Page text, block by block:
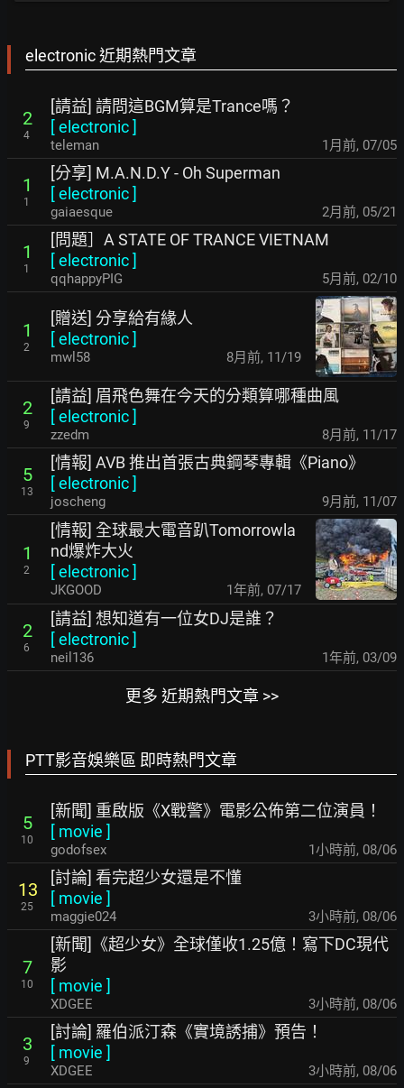
electronic 近期熱門文章
2
4
[請益] 請問這BGM算是Trance嗎？
[electronic]
teleman 1月前, 07/05
1
1
[分享] M.A.N.D.Y - Oh Superman
[electronic]
gaiaesque 2月前, 05/21
1
1
[問題］A STATE OF TRANCE VIETNAM
[electronic]
qqhappyPIG 5月前, 02/10
1
2
[贈送] 分享給有緣人
[electronic]
mwl58 8月前, 11/19
2
9
[請益] 眉飛色舞在今天的分類算哪種曲風
[electronic]
zzedm 8月前, 11/17
5
13
[情報] AVB 推出首張古典鋼琴專輯《Piano》
[electronic]
joscheng 9月前, 11/07
1
2
[情報] 全球最大電音趴Tomorrowla
nd爆炸大火
[electronic]
JKGOOD 1年前, 07/17
2
6
[請益] 想知道有一位女DJ是誰？
[electronic]
neil136 1年前, 03/09
更多 近期熱門文章 >>
PTT影音娛樂區 即時熱門文章
5
10
[新聞] 重啟版《X戰警》電影公佈第二位演員！
[ movie ]
godofsex 1小時前, 08/06
13
25
[討論] 看完超少女還是不懂
[ movie ]
maggie024 3小時前, 08/06
7
10
[新聞]《超少女》全球僅收1.25億！寫下DC現代
影
[ movie ]
XDGEE 3小時前, 08/06
3
9
[討論] 羅伯派汀森《實境誘捕》預告！
[ movie ]
XDGEE 3小時前, 08/06